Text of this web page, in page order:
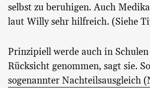
selbst zu beruhigen. Auch
laut Willy sehr hilfreich. (Siehe
Prinzipiell werde auch in
Rücksicht genommen, sagt sie.
sogenannter Nachteilsausgleich